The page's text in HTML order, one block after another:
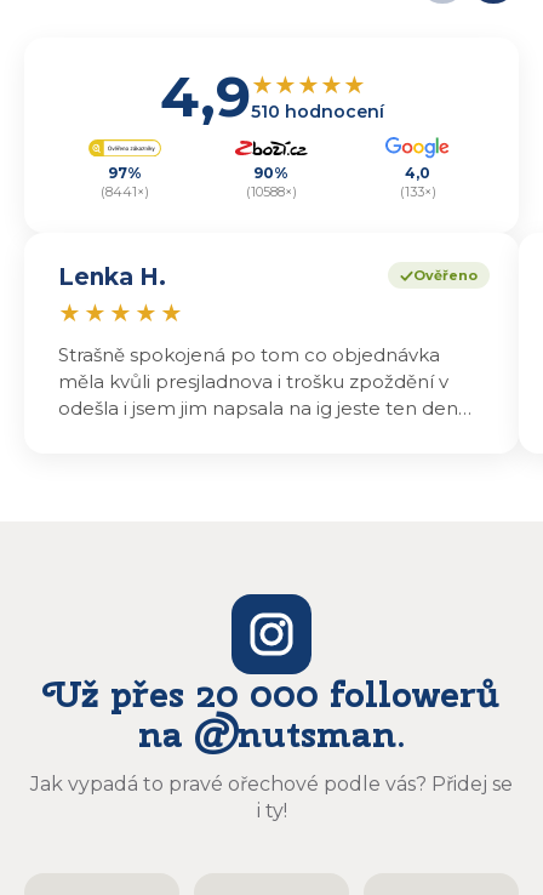
4,9★★★★★
510 hodnocení
97%
(8441×)
90%
(10588×)
4,0
(133×)
Ověřeno
Lenka H.
★ ★ ★ ★ ★
Strašně spokojená po tom co objednávka
měla kvůli presjladnova i trošku zpoždění v
odešla i jsem jim napsala na ig jeste ten den
Už přes 20 000 followerů
na @nutsman.
Jak vypadá to pravé ořechové podle vás? Přidej se
i ty!